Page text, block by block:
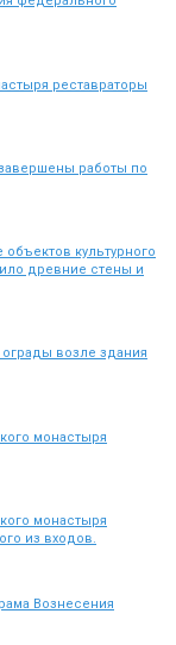
реставраторы
работы по
культурного
древние стены и
возле здания
монастыря
монастыря
из входов.
Вознесения